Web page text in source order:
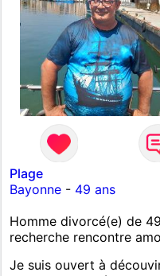
Plage
Bayonne- 49 ans
Homme divorcé(e) de
recherche rencontre
Je suis ouvert à